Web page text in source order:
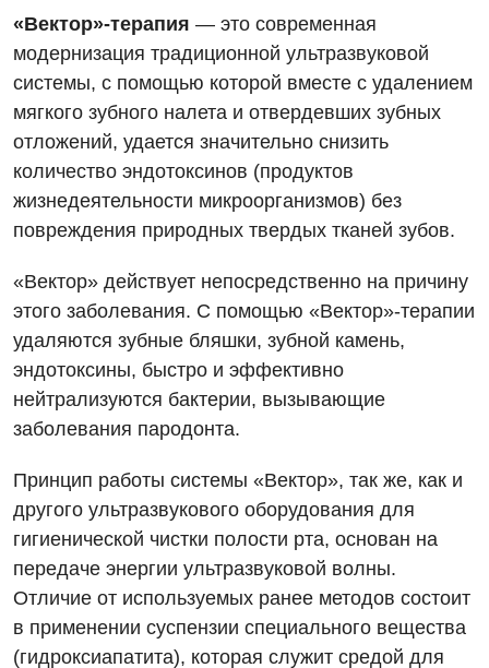
Дерматовенерология
Диетология
Дневной стационар
Кардиология
Кардиохирургия
Медицинская психология
Неврология
Нейрохирургия
Онкологическое отделение
Ортопедия и травматология
Отделение интенсивной терапии
Отделение неотложных состояний
Оториноларингология
«Вектор»-терапия — это современная
модернизация традиционной ультразвуковой
системы, с помощью которой вместе с удалением
мягкого зубного налета и отвердевших зубных
отложений, удается значительно снизить
количество эндотоксинов (продуктов
жизнедеятельности микроорганизмов) без
повреждения природных твердых тканей зубов.
«Вектор» действует непосредственно на причину
этого заболевания. С помощью «Вектор»-терапии
удаляются зубные бляшки, зубной камень,
эндотоксины, быстро и эффективно
нейтрализуются бактерии, вызывающие
заболевания пародонта.
Принцип работы системы «Вектор», так же, как и
другого ультразвукового оборудования для
гигиенической чистки полости рта, основан на
передаче энергии ультразвуковой волны.
Отличие от используемых ранее методов состоит
в применении суспензии специального вещества
(гидроксиапатита), которая служит средой для